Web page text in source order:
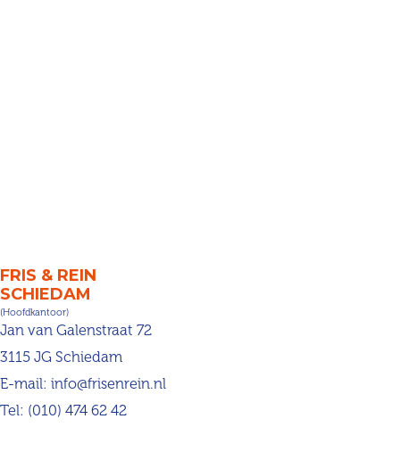
FRIS & REIN
SCHIEDAM
(Hoofdkantoor)
Jan van Galenstraat 72
3115 JG Schiedam
E-mail: info@frisenrein.nl
Tel: (010) 474 62 42